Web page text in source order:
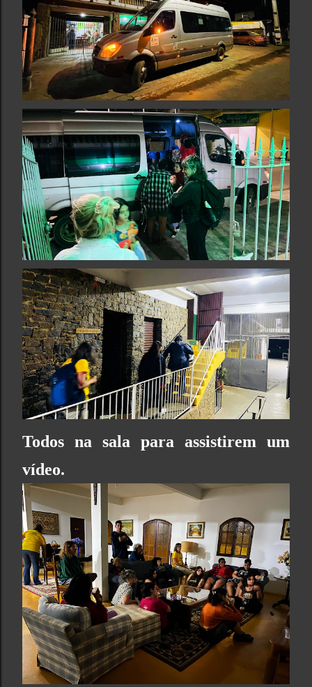
Todos na sala para assistirem um
vídeo.